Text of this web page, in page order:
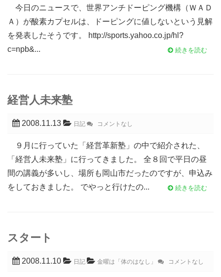
今日のニュースで、世界アンチドーピング機構（ＷＡＤ
Ａ）が酸素カプセルは、ドーピングに値しないという見解
を発表したそうです。 http://sports.yahoo.co.jp/hl?
c=npb&...
続きを読む
経営人未来塾
2008.11.13 日記 コメントなし
９月に行っていた「経営革新塾」の中で紹介された、
「経営人未来塾」に行ってきました。 全８回で平日の昼
間の講義が多いし、場所も岡山市だったのですが、申込み
をしておきました。 でやっと行けたの...
続きを読む
スタート
2008.11.10 日記 金曜は「体のはなし」 コメントなし